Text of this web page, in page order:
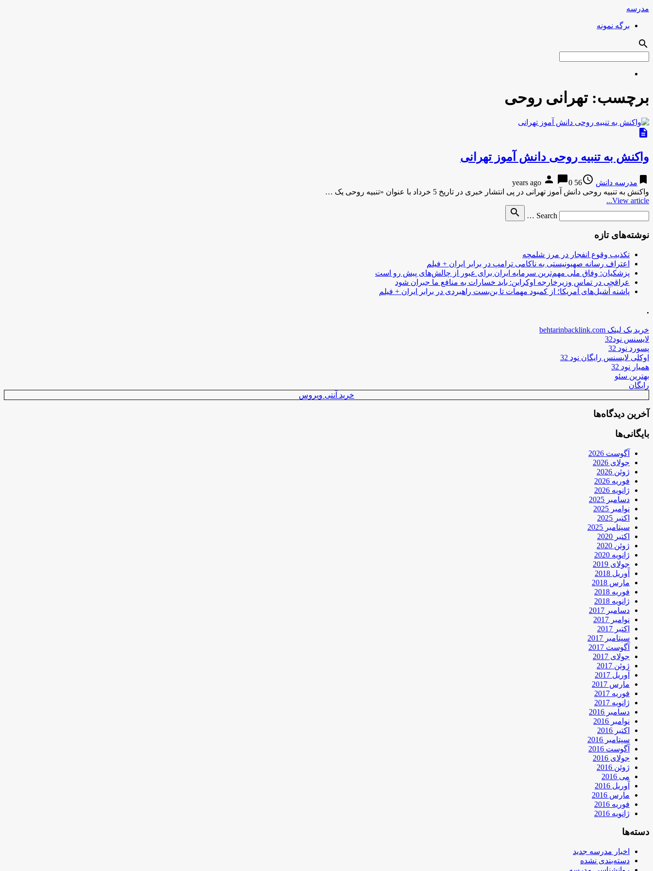
مدرسه
برگه نمونه
search
برچسب:تهرانی روحی
description
واکنش به تنبیه روحی دانش آموز تهرانی
bookmark مدرسه دانش access_time
56 years ago
person chat_bubble0
واکنش به تنبیه روحی دانش آموز تهرانی در پی انتشار خبری در تاریخ 5 خرداد با عنوان «تنبیه روحی یک …
View article...
Search …
search
نوشته‌های تازه
تکذیب وقوع انفجار در مرز شلمچه
اعتراف رسانه صهیونیستی به ناکامی ترامپ در برابر ایران + فیلم
پزشکیان: وفاق ملی مهم‌ترین سرمایه ایران برای عبور از چالش‌های پیش رو است
عراقچی در تماس وزیرخارجه اوکراین: باید خسارات به منافع ما جبران شود
پاشنه آشیل‌های آمریکا؛ از کمبود مهمات تا بن‌بست راهبردی در برابر ایران + فیلم
.
خرید بک لینک behtarinbacklink.com
لایسنس نود32
پسورد نود 32
اوکلی لایسنس رایگان نود 32
همیار نود 32
بهترین سئو
رایگان
خرید آنتی ویروس
آخرین دیدگاه‌ها
بایگانی‌ها
آگوست 2026
جولای 2026
ژوئن 2026
فوریه 2026
ژانویه 2026
دسامبر 2025
نوامبر 2025
اکتبر 2025
سپتامبر 2025
اکتبر 2020
ژوئن 2020
ژانویه 2020
جولای 2019
آوریل 2018
مارس 2018
فوریه 2018
ژانویه 2018
دسامبر 2017
نوامبر 2017
اکتبر 2017
سپتامبر 2017
آگوست 2017
جولای 2017
ژوئن 2017
آوریل 2017
مارس 2017
فوریه 2017
ژانویه 2017
دسامبر 2016
نوامبر 2016
اکتبر 2016
سپتامبر 2016
آگوست 2016
جولای 2016
ژوئن 2016
می 2016
آوریل 2016
مارس 2016
فوریه 2016
ژانویه 2016
دسته‌ها
اخبار مدرسه جدید
دسته‌بندی نشده